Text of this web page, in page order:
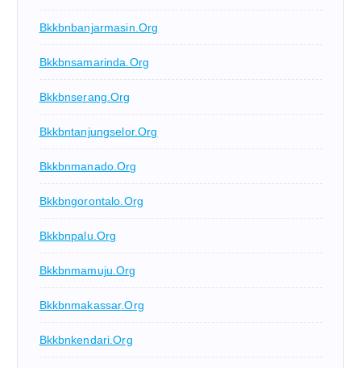
Bkkbnbanjarmasin.org
Bkkbnsamarinda.org
Bkkbnserang.org
Bkkbntanjungselor.org
Bkkbnmanado.org
Bkkbngorontalo.org
Bkkbnpalu.org
Bkkbnmamuju.org
Bkkbnmakassar.org
Bkkbnkendari.org